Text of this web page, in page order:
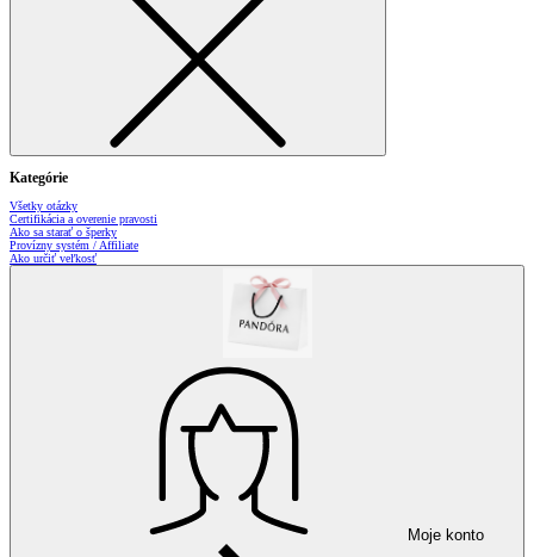
Kategórie
Všetky otázky
Certifikácia a overenie pravosti
Ako sa starať o šperky
Provízny systém / Affiliate
Ako určiť veľkosť
Moje konto